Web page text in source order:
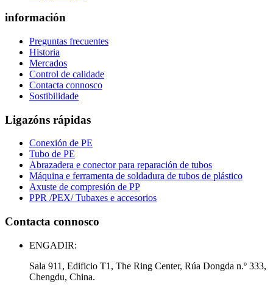
información
Preguntas frecuentes
Historia
Mercados
Control de calidade
Contacta connosco
Sostibilidade
Ligazóns rápidas
Conexión de PE
Tubo de PE
Abrazadera e conector para reparación de tubos
Máquina e ferramenta de soldadura de tubos de plástico
Axuste de compresión de PP
PPR /PEX/ Tubaxes e accesorios
Contacta connosco
ENGADIR:
Sala 911, Edificio T1, The Ring Center, Rúa Dongda n.º 333,
Chengdu, China.